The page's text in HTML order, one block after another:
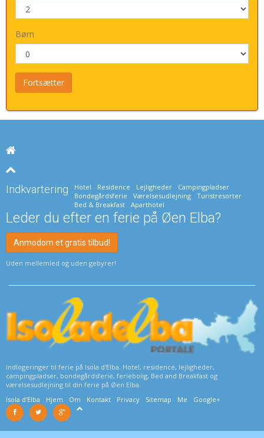
Børn
Indkvartering Hotel Residence Lejligheder
Campingpladser
Bondegårdsferie
Værelsesudlejning
Turistresorter
Bed & Breakfast
Aparthotel
Leder du efter en ferie på Øen Elba?
Anmodom et gratis tilbud!
Uden mellemled og uden gebyrer!
Indlogeringer til ferie på Isola d'Elba: Hotel, residence, lejligheder,
campingpladser, bondegårdsferie, feriebolig, Bed and Breakfast og
værelsesudlejning til din ferie på Øen Elba.
Isola d'Elba
Hjem Om Kontakt Privacy Sitemap Me Google+